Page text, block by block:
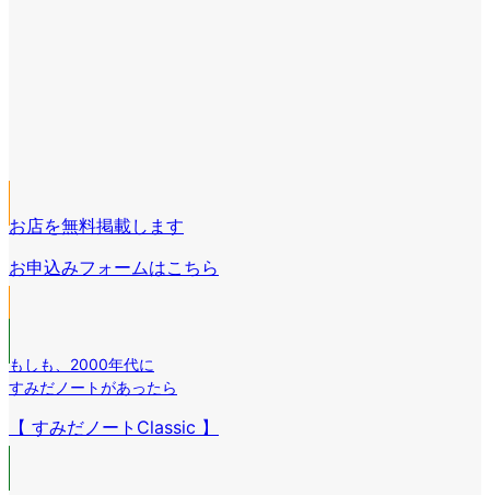
ン
ク
リ
ク
イ
ン
ン
お店を無料掲載します
お申込みフォームはこちら
もしも
2000年代に
すみだノートがあったら
【 すみだノートClassic 】